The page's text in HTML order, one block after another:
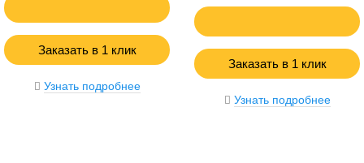
Заказать в 1 клик
Узнать подробнее
Заказать в 1 клик
Узнать подробнее